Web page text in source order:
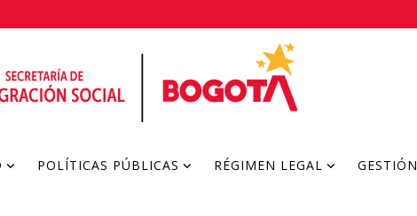
POLÍTICAS PÚBLICAS RÉGIMEN LEGAL GESTIÓN